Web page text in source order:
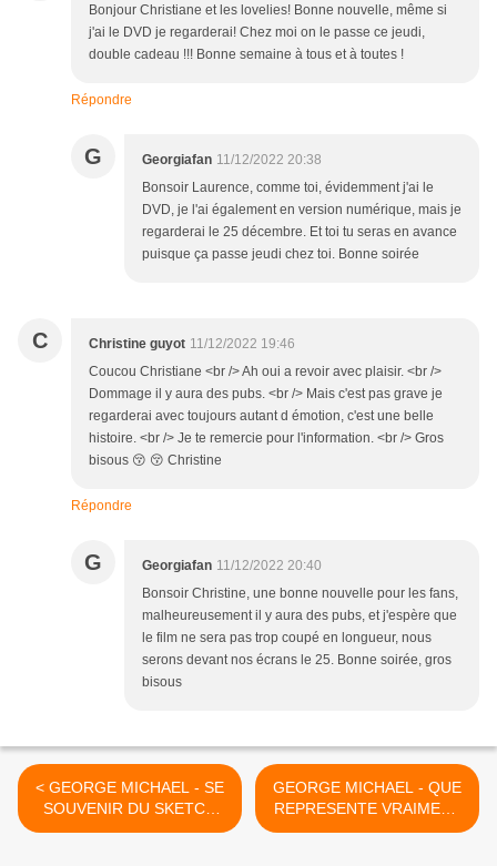
Bonjour Christiane et les lovelies! Bonne nouvelle, même si
j'ai le DVD je regarderai! Chez moi on le passe ce jeudi,
double cadeau !!! Bonne semaine à tous et à toutes !
Répondre
G Georgiafan 11/12/2022 20:38
Bonsoir Laurence, comme toi, évidemment j'ai le
DVD, je l'ai également en version numérique, mais je
regarderai le 25 décembre. Et toi tu seras en avance
puisque ça passe jeudi chez toi. Bonne soirée
C Christine guyot 11/12/2022 19:46
Coucou Christiane <br /> Ah oui a revoir avec plaisir. <br />
Dommage il y aura des pubs. <br /> Mais c'est pas grave je
regarderai avec toujours autant d émotion, c'est une belle
histoire. <br /> Je te remercie pour l'information. <br /> Gros
bisous 😚 😚 Christine
Répondre
G Georgiafan 11/12/2022 20:40
Bonsoir Christine, une bonne nouvelle pour les fans,
malheureusement il y aura des pubs, et j'espère que
le film ne sera pas trop coupé en longueur, nous
serons devant nos écrans le 25. Bonne soirée, gros
bisous
< GEORGE MICHAEL - SE
SOUVENIR DU SKETCH
DE GEORGE MICHAEL ET
GEORGE MICHAEL - QUE
REPRESENTE VRAIMENT
NOEL POUR VOUS ? !! >